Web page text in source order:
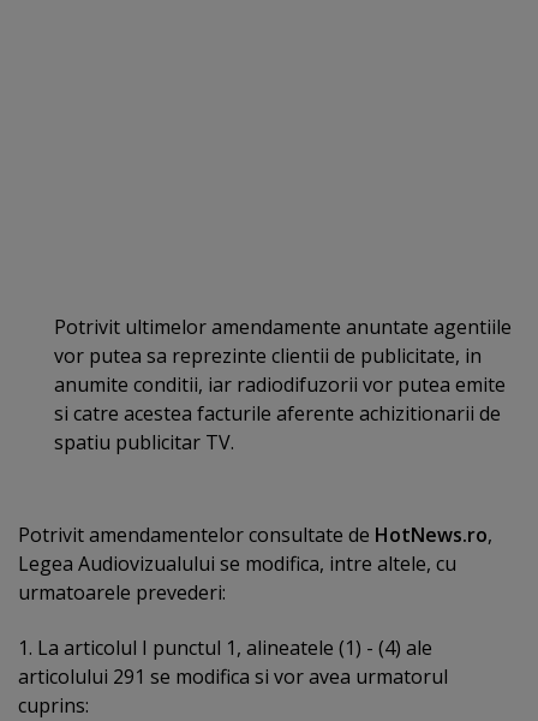
Potrivit ultimelor amendamente anuntate agentiile
vor putea sa reprezinte clientii de publicitate, in
anumite conditii, iar radiodifuzorii vor putea emite
si catre acestea facturile aferente achizitionarii de
spatiu publicitar TV.
Potrivit amendamentelor consultate de HotNews.ro,
Legea Audiovizualului se modifica, intre altele, cu
urmatoarele prevederi:
1. La articolul I punctul 1, alineatele (1) - (4) ale
articolului 291 se modifica si vor avea urmatorul
cuprins: